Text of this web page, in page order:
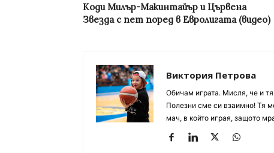
Коди Милър-Макинтайър и Цървена
Звезда с пет поред в Евролигата (видео)
Виктория Петрова
Обичам играта. Мисля, че и
Полезни сме си взаимно! Тя
мач, в който играя, защото